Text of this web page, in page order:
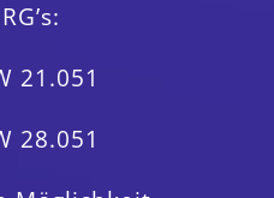
21.051
28.051